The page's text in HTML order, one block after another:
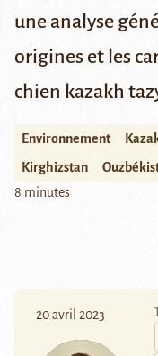
une analyse
origines et les
chien kazakh
Environnement
Kirghizstan
8 minutes
20 avril 2023